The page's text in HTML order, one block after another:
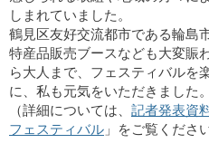
しまれていました。
鶴見区友好交流都市である輪島
特産品販売ブースなども大変賑
ら大人まで、フェスティバルを
に、私も元気をいただきました。
（詳細については、 記者発表資
フェスティバル 」をご覧ください